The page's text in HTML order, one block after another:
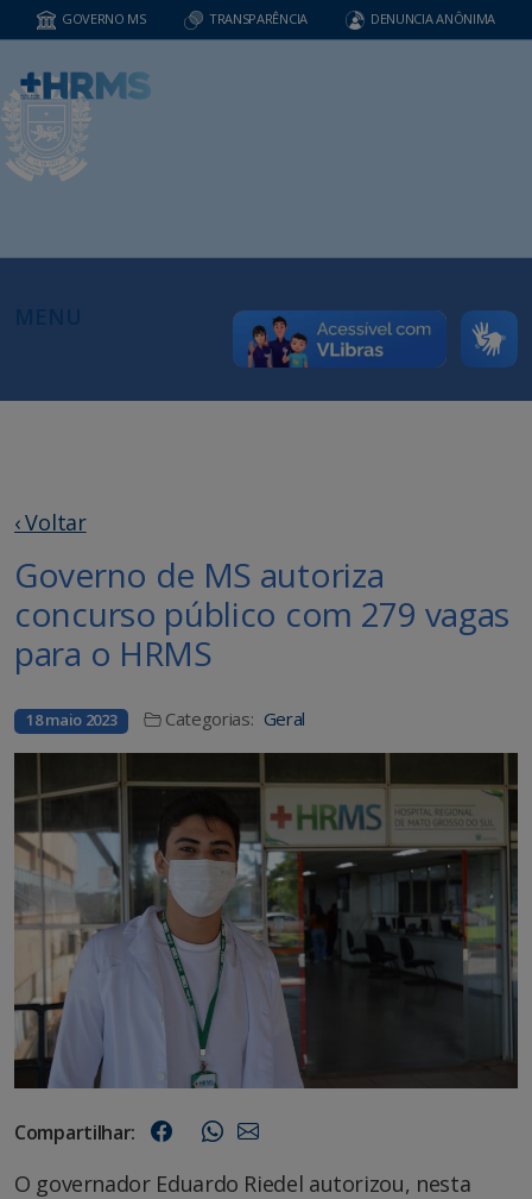
GOVERNO MS TRANSPARÊNCIA DENUNCIA ANÔNIMA
‹ Voltar
Governo de MS autoriza
concurso público com 279 vagas
para o HRMS
18 maio 2023 Categorias: Geral
Compartilhar:
O governador Eduardo Riedel autorizou, nesta